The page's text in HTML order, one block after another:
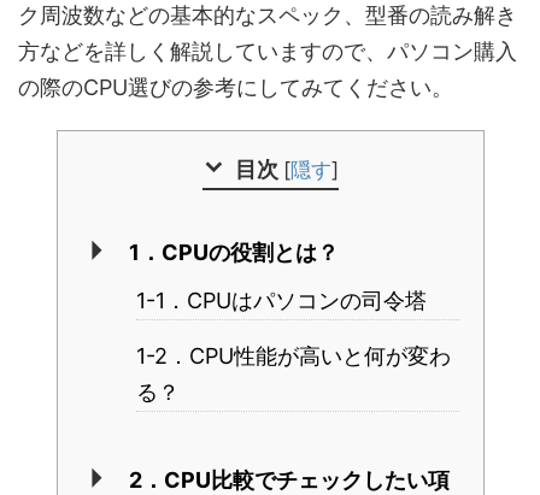
ク周波数などの基本的なスペック、型番の読み解き
方などを詳しく解説していますので、パソコン購入
の際のCPU選びの参考にしてみてください。
目次 [隠す]
1．CPUの役割とは？
1-1．CPUはパソコンの司令塔
1-2．CPU性能が高いと何が変わ
る？
2．CPU比較でチェックしたい項